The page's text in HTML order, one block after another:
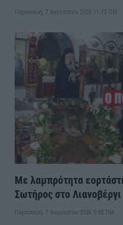
Παρασκευή, 7 Αυγούστου 2026 11:12 ΠΜ
Με λαμπρότητα
Σωτήρος στο Λιανοβέργι
Παρασκευή, 7 Αυγούστου 2026 9:58 ΠΜ